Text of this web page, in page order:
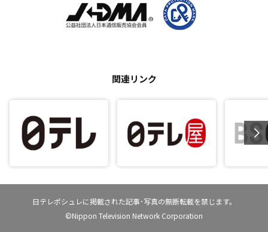
関連リンク
日テレポシュレに掲載された記事･写真の無断転載を禁じます。
©Nippon Television Network Corporation